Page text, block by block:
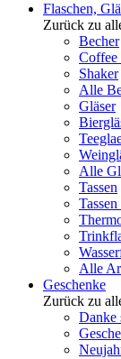
Flaschen,
Zurück zu
Becher
Coffee
Shaker
Alle
Gläser
Alle
Tassen
Alle
Geschenke
Zurück zu
Danke